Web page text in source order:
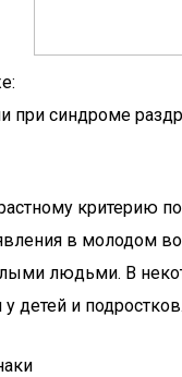
при синдроме
критерию
в молодом
людьми. В
детей и подростков.